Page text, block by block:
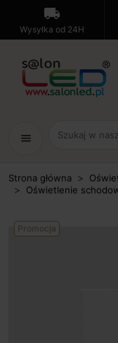
local_shipping
Wysyłka od 24H
menu
Strona główna
Oświetlenie
Promocja